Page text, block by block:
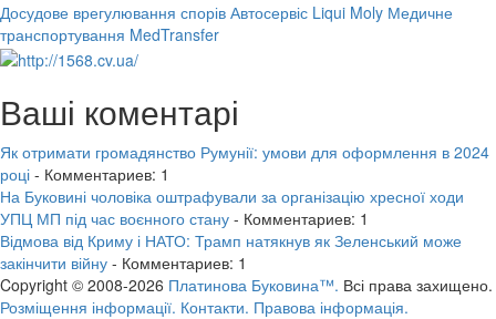
Досудове врегулювання спорів Автосервіс Liqui Moly Медичне
транспортування MedTransfer
Ваші коментарі
Як отримати громадянство Румунії: умови для оформлення в 2024
році - Комментариев: 1
На Буковині чоловіка оштрафували за організацію хресної ходи
УПЦ МП під час воєнного стану - Комментариев: 1
Відмова від Криму і НАТО: Трамп натякнув як Зеленський може
закінчити війну - Комментариев: 1
Copyright © 2008-2026 Платинова Буковина™. Всі права захищено.
Розміщення інформації. Контакти. Правова інформація.